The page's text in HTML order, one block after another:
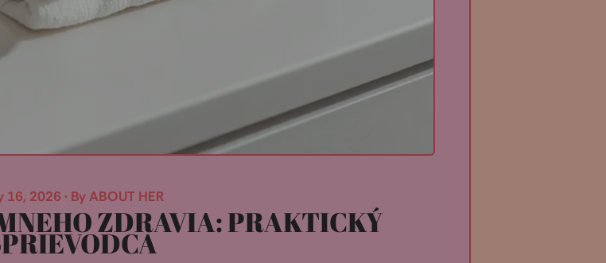
16, 2026 · By ABOUT HER
ZDRAVIA: PRAKTICKÝ